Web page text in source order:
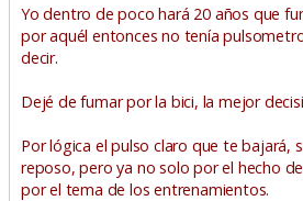
n
a
j
Yo dentro de poco hará 20 años que
por aquél entonces no tenía
decir.
Dejé de fumar por la bici, la mejor
Por lógica el pulso claro que te bajará,
reposo, pero ya no solo por el hecho
por el tema de los entrenamientos.